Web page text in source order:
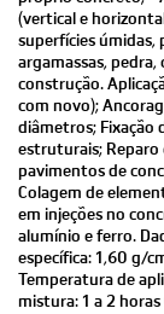
(vertical e
superfícies úmidas,
argamassas,
construção.
com novo);
diâmetros; Fixação
estruturais; Reparo
pavimentos de
Colagem de
em injeções no
alumínio e ferro.
específica: 1,60 g/
Temperatura de
mistura: 1 a 2